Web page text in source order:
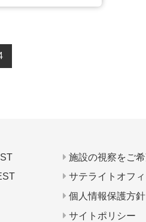
施設の視察をご
サテライトオフ
個人情報保護方針
サイトポリシー